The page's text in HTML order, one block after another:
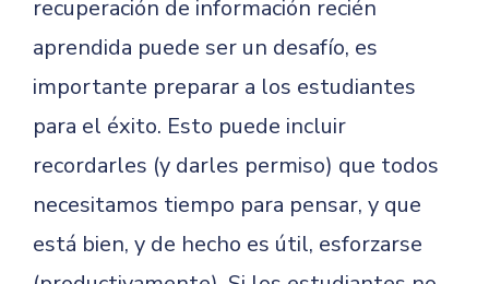
recuperación de información recién
aprendida puede ser un desafío, es
importante preparar a los estudiantes
para el éxito. Esto puede incluir
recordarles (y darles permiso) que todos
necesitamos tiempo para pensar, y que
está bien, y de hecho es útil, esforzarse